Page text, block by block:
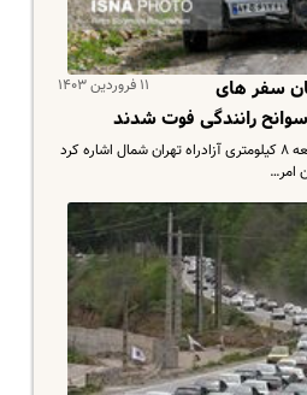
۱۱ فروردین ۱۴۰۳
سفر های
رئیس پلیس راهور فراجا به افتتاح قطعه ۸ کیلومتری آزادراه تهران شمال اشاره کرد
امر…